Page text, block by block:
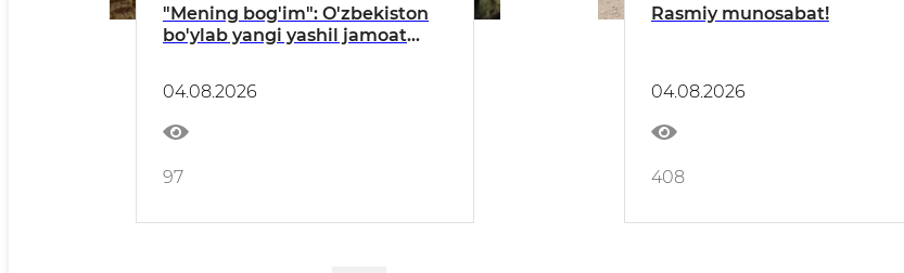
"Mening bog'im": O'zbekiston
bo'ylab yangi yashil jamoat
04.08.2026
97
Rasmiy munosabat!
04.08.2026
408